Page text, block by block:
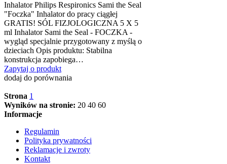
Inhalator Philips Respironics Sami the Seal
"Foczka" Inhalator do pracy ciągłej
GRATIS! SÓL FIZJOLOGICZNA 5 X 5
ml Inhalator Sami the Seal - FOCZKA -
wygląd specjalnie przygotowany z myślą o
dzieciach Opis produktu: Stabilna
konstrukcja zapobiega…
Zapytaj o produkt
dodaj do porównania
Strona 1
Wyników na stronie: 20 40 60
Informacje
Regulamin
Polityka prywatności
Reklamacje i zwroty
Kontakt